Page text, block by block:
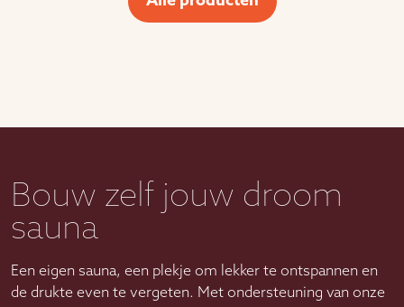
Bouw zelf jouw droom
sauna
Een eigen sauna, een plekje om lekker te ontspannen en
de drukte even te vergeten. Met ondersteuning van onze